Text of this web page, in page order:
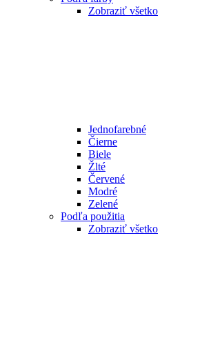
Zobraziť všetko
Jednofarebné
Čierne
Biele
Žlté
Červené
Modré
Zelené
Podľa použitia
Zobraziť všetko